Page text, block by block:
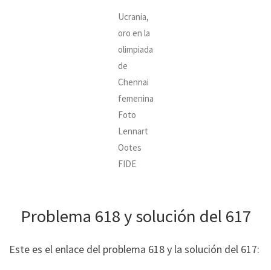
Ucrania,
oro en la
olimpiada
de
Chennai
femenina
Foto
Lennart
Ootes
FIDE
Problema 618 y solución del 617
Este es el enlace del problema 618 y la solución del 617: